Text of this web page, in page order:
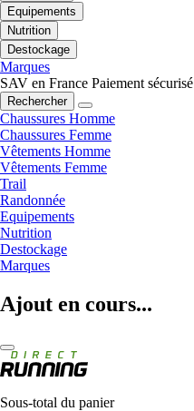
Equipements
Nutrition
Destockage
Marques
SAV en France Paiement sécurisé
Rechercher
Chaussures Homme
Chaussures Femme
Vêtements Homme
Vêtements Femme
Trail
Randonnée
Equipements
Nutrition
Destockage
Marques
Ajout en cours...
Sous-total du panier